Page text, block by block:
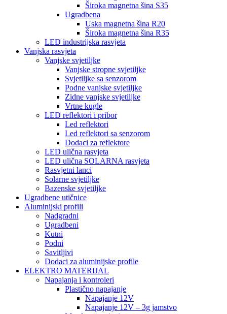
Široka magnetna šina S35
Ugradbena
Uska magnetna šina R20
Široka magnetna šina R35
LED industrijska rasvjeta
Vanjska rasvjeta
Vanjske svjetiljke
Vanjske stropne svjetiljke
Svjetiljke sa senzorom
Podne vanjske svjetiljke
Zidne vanjske svjetiljke
Vrtne kugle
LED reflektori i pribor
Led reflektori
Led reflektori sa senzorom
Dodaci za reflektore
LED ulična rasvjeta
LED ulična SOLARNA rasvjeta
Rasvjetni lanci
Solarne svjetiljke
Bazenske svjetiljke
Ugradbene utičnice
Aluminijski profili
Nadgradni
Ugradbeni
Kutni
Podni
Savitljivi
Dodaci za aluminijske profile
ELEKTRO MATERIJAL
Napajanja i kontroleri
Plastično napajanje
Napajanje 12V
Napajanje 12V – 3g jamstvo